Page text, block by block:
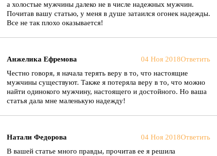
а холостые мужчины далеко не в числе надежных мужчин.
Почитав вашу статью, у меня в душе затаился огонек надежды.
Все не так плохо оказывается!
Анжелика Ефремова 04 Ноя 2018Ответить
Честно говоря, я начала терять веру в то, что настоящие
мужчины существуют. Также я потеряла веру в то, что можно
найти одинокого мужчину, настоящего и достойного. Но ваша
статья дала мне маленькую надежду!
Натали Федорова 04 Ноя 2018Ответить
В вашей статье много правды, прочитав ее я решила